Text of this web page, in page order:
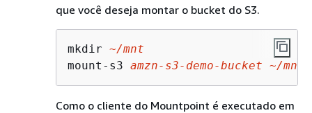
que você deseja montar o bucket do S3.
mkdir ~/mnt
mount-s3 amzn-s3-demo-bucket ~/mnt
Como o cliente do Mountpoint é executado em